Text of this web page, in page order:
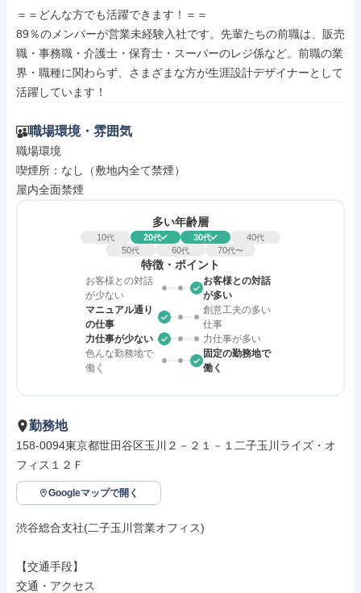
＝＝どんな方でも活躍できます！＝＝
89％のメンバーが営業未経験入社です。先輩たちの前職は、販売
職・事務職・介護士・保育士・スーパーのレジ係など。前職の業
界・職種に関わらず、さまざまな方が生涯設計デザイナーとして
活躍しています！
職場環境・雰囲気
職場環境
喫煙所：なし（敷地内全て禁煙）
屋内全面禁煙
多い年齢層
10代 20代 30代 40代
50代 60代 70代〜
特徴・ポイント
お客様との対話
が少ない
お客様との対話
が多い
マニュアル通り
の仕事
創意工夫の多い
仕事
力仕事が少ない
力仕事が多い
色んな勤務地で
働く
固定の勤務地で
働く
勤務地
158-0094東京都世田谷区玉川２－２１－１二子玉川ライズ・オ
フィス１２Ｆ
Googleマップで開く
渋谷総合支社(二子玉川営業オフィス)
【交通手段】
交通・アクセス